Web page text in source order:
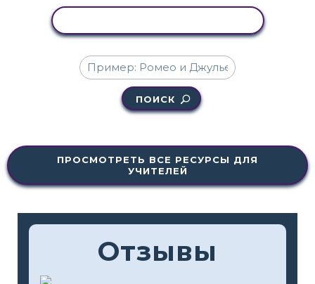
ПОИСК
ПРОСМОТРЕТЬ ВСЕ РЕСУРСЫ ДЛЯ
УЧИТЕЛЕЙ
Отзывы